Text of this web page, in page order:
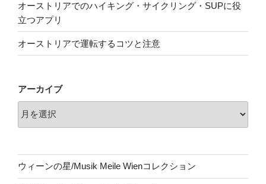
オーストリアでのハイキング・サイクリング・SUPに役
立つアプリ
オーストリアで運転するコツと注意
アーカイブ
ウィーンの星/Musik Meile Wienコレクション